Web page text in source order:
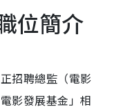
位簡介
招聘總監（電影
影發展基金」相